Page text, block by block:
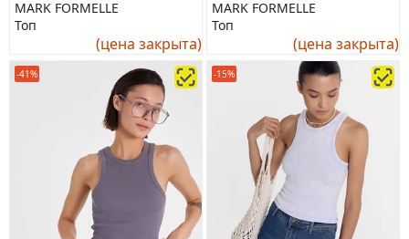
MARK FORMELLE
Топ
(цена закрыта)
MARK FORMELLE
Топ
(цена закрыта)
-41% -15%